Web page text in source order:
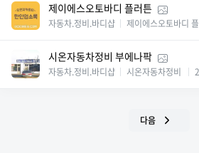
제이에스오토바디 플러튼
자동차.정비.바디샵 제이에스오토바디
시온자동차정비 부에나팍
자동차.정비.바디샵 시온자동차정비
다음